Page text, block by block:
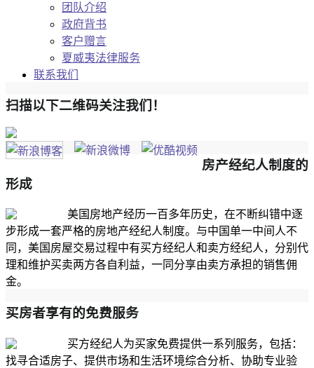
团队介绍
政府背书
客户赠言
夏威夷法律服务
联系我们
扫描以下二维码关注我们！
房产经纪人制度的
形成
美国房地产经历一百多年历史，在不断纠错中逐
步形成一套严格的房地产经纪人制度。与中国单一中间人不
同，美国房屋交易过程中有买方经纪人和卖方经纪人，分别代
理和维护买卖两方各自利益，一同分享由卖方承担的销售佣
金。
买房者享有的免费服务
买方经纪人为买家免费提供一系列服务，包括：
找寻合适房子、提供市场和生活环境综合分析、协助专业验